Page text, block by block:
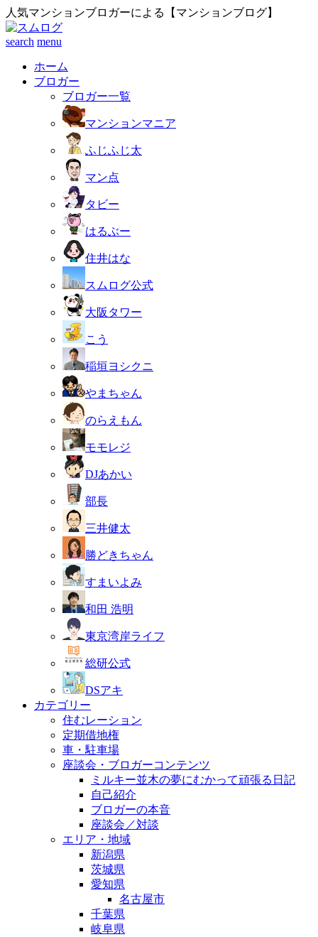
人気マンションブロガーによる【マンションブログ】
search menu
ホーム
ブロガー
ブロガー一覧
マンションマニア
ふじふじ太
マン点
タビー
はるぶー
住井はな
スムログ公式
大阪タワー
こう
稲垣ヨシクニ
やまちゃん
のらえもん
モモレジ
DJあかい
部長
三井健太
勝どきちゃん
すまいよみ
和田 浩明
東京湾岸ライフ
総研公式
DSアキ
カテゴリー
住むレーション
定期借地権
車・駐車場
座談会・ブロガーコンテンツ
ミルキー並木の夢にむかって頑張る日記
自己紹介
ブロガーの本音
座談会／対談
エリア・地域
新潟県
茨城県
愛知県
名古屋市
千葉県
岐阜県